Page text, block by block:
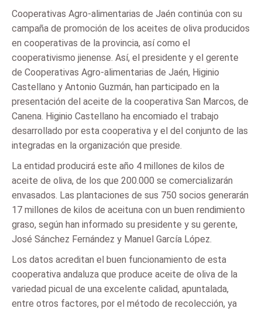
Cooperativas Agro-alimentarias de Jaén continúa con su
campaña de promoción de los aceites de oliva producidos
en cooperativas de la provincia, así como el
cooperativismo jienense. Así, el presidente y el gerente
de Cooperativas Agro-alimentarias de Jaén, Higinio
Castellano y Antonio Guzmán, han participado en la
presentación del aceite de la cooperativa San Marcos, de
Canena. Higinio Castellano ha encomiado el trabajo
desarrollado por esta cooperativa y el del conjunto de las
integradas en la organización que preside.
La entidad producirá este año 4 millones de kilos de
aceite de oliva, de los que 200.000 se comercializarán
envasados. Las plantaciones de sus 750 socios generarán
17 millones de kilos de aceituna con un buen rendimiento
graso, según han informado su presidente y su gerente,
José Sánchez Fernández y Manuel García López.
Los datos acreditan el buen funcionamiento de esta
cooperativa andaluza que produce aceite de oliva de la
variedad picual de una excelente calidad, apuntalada,
entre otros factores, por el método de recolección, ya